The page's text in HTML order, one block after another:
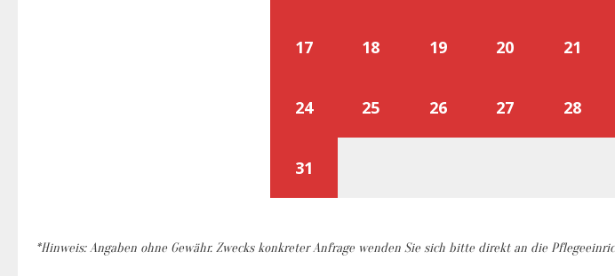
17 18 19 20 21
24 25 26 27 28
31
*Hinweis: Angaben ohne Gewähr. Zwecks konkreter Anfrage wenden Sie sich bitte direkt an die